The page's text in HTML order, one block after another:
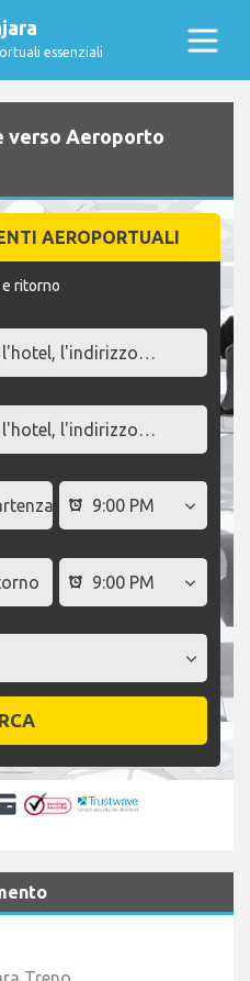
essenziali
verso Aeroporto
AEROPORTUALI
ritorno